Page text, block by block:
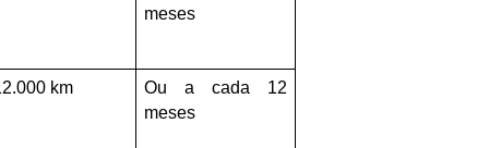
meses
km
Ou a cada 12
meses